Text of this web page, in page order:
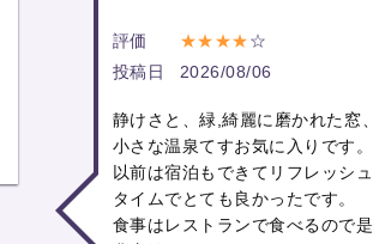
評価 ★★★★☆
投稿日
2026/08/06
静けさと、緑,綺麗に磨かれた窓、
小さな温泉てすお気に入りです。
以前は宿泊もできてリフレッシュ
タイムでとても良かったです。
食事はレストランで食べるので是